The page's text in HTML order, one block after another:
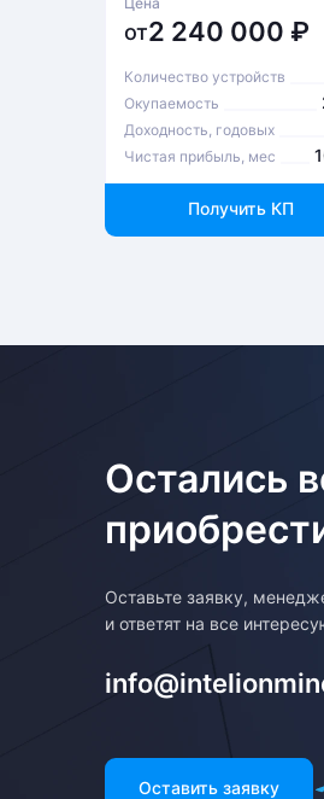
от2 240 000 ₽
Количество устройств
Окупаемость
Доходность, годовых
Чистая прибыль, мес
Получить КП
Остались
Оставьте заявку,
и ответят на все
Оставить заявку